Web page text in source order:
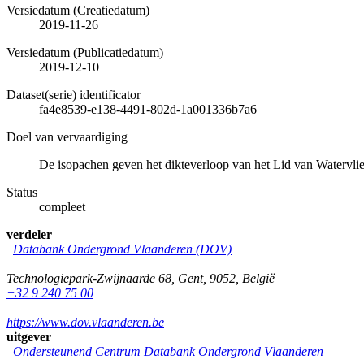
Versiedatum (Creatiedatum)
2019-11-26
Versiedatum (Publicatiedatum)
2019-12-10
Dataset(serie) identificator
fa4e8539-e138-4491-802d-1a001336b7a6
Doel van vervaardiging
De isopachen geven het dikteverloop van het Lid van
Status
compleet
verdeler
Databank Ondergrond Vlaanderen (DOV)
Technologiepark-Zwijnaarde 68 Gent, 9052 België
+32 9 240 75 00
https://www.dov.vlaanderen.be
uitgever
Ondersteunend Centrum Databank Ondergrond Vlaanderen